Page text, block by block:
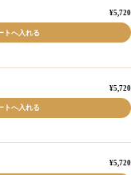
¥5,720
¥5,720
¥5,720